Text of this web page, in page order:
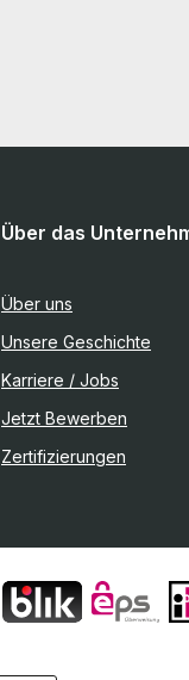
Über das
Über uns
Unsere Geschichte
Karriere / Jobs
Jetzt Bewerben
Zertifizierungen